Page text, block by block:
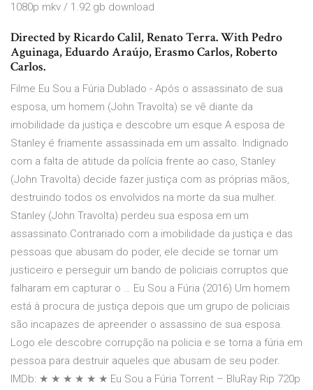
1080p mkv / 1.92 gb download
Directed by Ricardo Calil, Renato Terra. With Pedro
Aguinaga, Eduardo Araújo, Erasmo Carlos, Roberto
Carlos.
Filme Eu Sou a Fúria Dublado - Após o assassinato de sua
esposa, um homem (John Travolta) se vê diante da
imobilidade da justiça e descobre um esque A esposa de
Stanley é friamente assassinada em um assalto. Indignado
com a falta de atitude da polícia frente ao caso, Stanley
(John Travolta) decide fazer justiça com as próprias mãos,
destruindo todos os envolvidos na morte da sua mulher.
Stanley (John Travolta) perdeu sua esposa em um
assassinato.Contrariado com a imobilidade da justiça e das
pessoas que abusam do poder, ele decide se tornar um
justiceiro e perseguir um bando de policiais corruptos que
falharam em capturar o … Eu Sou a Fúria (2016) Um homem
está à procura de justiça depois que um grupo de policiais
são incapazes de apreender o assassino de sua esposa.
Logo ele descobre corrupção na policia e se torna a fúria em
pessoa para destruir aqueles que abusam de seu poder.
IMDb: ★ ★ ★ ★ ★ ★ Eu Sou a Fúria Torrent – BluRay Rip 720p